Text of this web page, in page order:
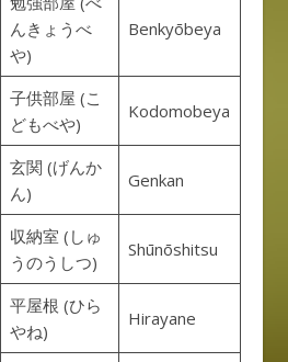
んきょうべ
や)
Benkyōbeya
子供部屋 (こ
どもべや)
Kodomobeya
玄関 (げんか
ん)
Genkan
収納室 (しゅ
うのうしつ)
Shūnōshitsu
平屋根 (ひら
やね)
Hirayane